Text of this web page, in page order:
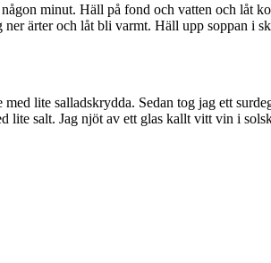
minut. Häll på fond och vatten och låt
ärter och låt bli varmt. Häll upp soppan i
lite salladskrydda. Sedan tog jag ett
lite salt. Jag njöt av ett glas kallt vitt vin i